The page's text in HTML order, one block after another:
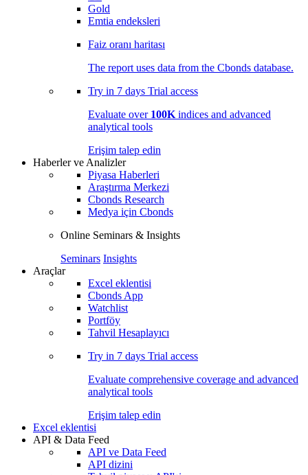
Gold
Emtia endeksleri
Faiz oranı haritası
The report uses data from the Cbonds database.
Try in 7 days Trial access
Evaluate over 100K indices and advanced
analytical tools
Erişim talep edin
Haberler ve Analizler
Piyasa Haberleri
Araştırma Merkezi
Cbonds Research
Medya için Cbonds
Online Seminars & Insights
Seminars Insights
Araçlar
Excel eklentisi
Cbonds App
Watchlist
Portföy
Tahvil Hesaplayıcı
Try in 7 days Trial access
Evaluate comprehensive coverage and advanced
analytical tools
Erişim talep edin
Excel eklentisi
API & Data Feed
API ve Data Feed
API dizini